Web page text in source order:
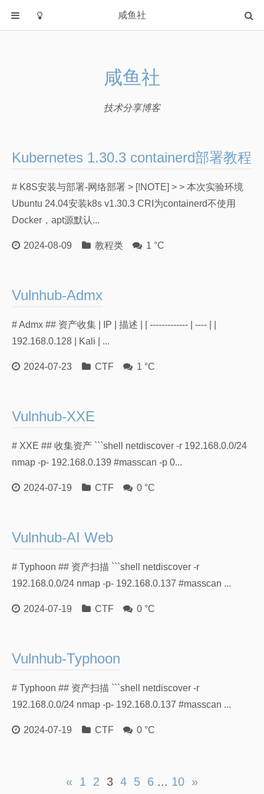
咸鱼社
HTML源码
Archlinux
CTF
咸鱼社
技术分享博客
Kubernetes 1.30.3 containerd部署教程
# K8S安装与部署-网络部署 > [!NOTE] > > 本次实验环境
Ubuntu 24.04安装k8s v1.30.3 CRI为containerd不使用
Docker，apt源默认...
2024-08-09 教程类 1 °C
Vulnhub-Admx
# Admx ## 资产收集 | IP | 描述 | | ------------- | ---- | |
192.168.0.128 | Kali | ...
2024-07-23 CTF 1 °C
Vulnhub-XXE
# XXE ## 收集资产 ```shell netdiscover -r 192.168.0.0/24
nmap -p- 192.168.0.139 #masscan -p 0...
2024-07-19 CTF 0 °C
Vulnhub-AI Web
# Typhoon ## 资产扫描 ```shell netdiscover -r
192.168.0.0/24 nmap -p- 192.168.0.137 #masscan ...
2024-07-19 CTF 0 °C
Vulnhub-Typhoon
# Typhoon ## 资产扫描 ```shell netdiscover -r
192.168.0.0/24 nmap -p- 192.168.0.137 #masscan ...
2024-07-19 CTF 0 °C
« 1 2 3 4 5 6 ... 10 »